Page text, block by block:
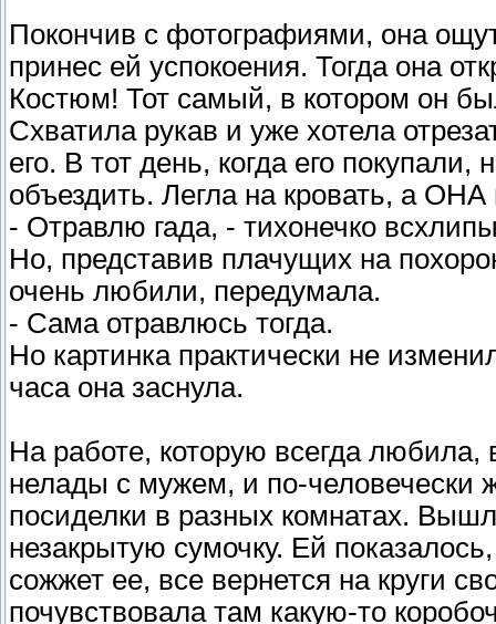
Покончив с фотографиями, она
принес ей успокоения. Тогда она
Костюм! Тот самый, в котором он
Схватила рукав и уже хотела
его. В тот день, когда его
объездить. Легла на кровать, а
- Отравлю гада, - тихонечко
Но, представив плачущих на
очень любили, передумала.
- Сама отравлюсь тогда.
Но картинка практически не
часа она заснула.
На работе, которую всегда любила,
нелады с мужем, и по-человечески
посиделки в разных комнатах.
незакрытую сумочку. Ей
сожжет ее, все вернется на круги
почувствовала там какую-то